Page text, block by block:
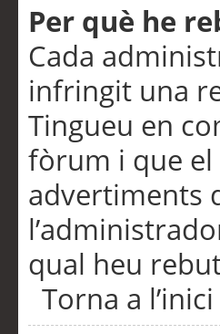
Per què he
Cada
infringit una
Tingueu en
fòrum i que el
advertiments
qual heu
Torna a l’inici